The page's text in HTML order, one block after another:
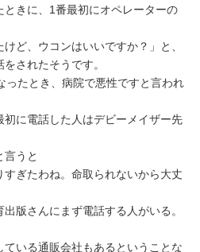
きに、1番最初にオペレーターの
けど、ウコンはいいですか？」と、
されたそうです。
ったとき、病院で悪性ですと言われ
に電話した人はデビーメイザー先
言うと
すぎたわね。命取られないから大丈
版さんにまず電話する人がいる。
いる通販会社もあるということな